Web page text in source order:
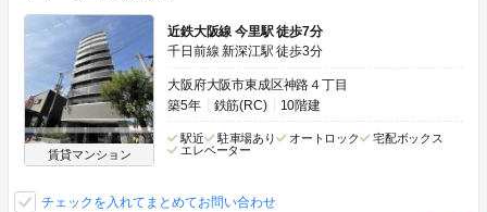
賃貸マンション
近鉄大阪線 今里駅 徒歩7分
千日前線 新深江駅 徒歩3分
大阪府大阪市東成区神路４丁目
築5年
鉄筋(RC) 10階建
駅近 駐車場あり オートロック
宅配ボックス
エレベーター
チェックを入れてまとめてお問い合わせ